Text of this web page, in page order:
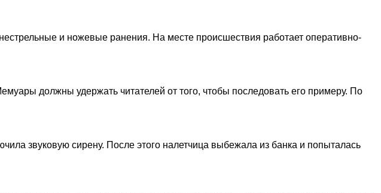
и ножевые ранения. На месте происшествия работает оперативно-
должны удержать читателей от того, чтобы последовать его примеру. По
звуковую сирену. После этого налетчица выбежала из банка и попыталась